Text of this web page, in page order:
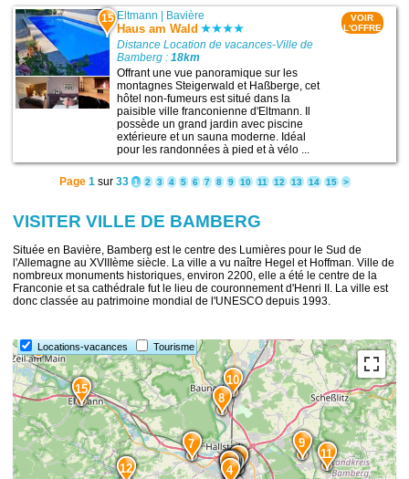
15 Eltmann Bavière
Haus am Wald
Distance Location de vacances-Ville de
Bamberg :18km
Offrant une vue panoramique sur les
montagnes Steigerwald et Haßberge, cet
hôtel non-fumeurs est situé dans la
paisible ville franconienne d'Eltmann. Il
possède un grand jardin avec piscine
extérieure et un sauna moderne. Idéal
pour les randonnées à pied et à vélo ...
VOIR
L'OFFRE
Page 1sur 33 1 2 3 4 5 6 7 8 9 10 11 12 13 14 15 >
VISITER VILLE DE BAMBERG
Située en Bavière, Bamberg est le centre des Lumières pour le Sud de
l'Allemagne au XVIIIème siècle. La ville a vu naître Hegel et Hoffman. Ville de
nombreux monuments historiques, environ 2200, elle a été le centre de la
Franconie et sa cathédrale fut le lieu de couronnement d'Henri II. La ville est
donc classée au patrimoine mondial de l'UNESCO depuis 1993.
Locations-vacances Tourisme
15
12
11
10
9
8
7
6
5
4
3
21